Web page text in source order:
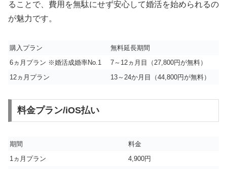
ることで、費用を無駄にせず安心して婚活を始められるの
が魅力です。
購入プラン
無料延長期間
6ヵ月プラン ※婚活成婚率No.1
7～12ヵ月目（27,800円が無料）
12ヵ月プラン
13～24か月目（44,800円が無料）
料金プラン/iOS払い
期間
料金
1ヵ月プラン
4,900円